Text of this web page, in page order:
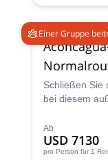
2027
Einer Gruppe
beitreten)
Schließen Sie
bei diesem
Aconcagua
Erreichen Sie
Amerikas!
Ab
USD 7130
pro Person für 1